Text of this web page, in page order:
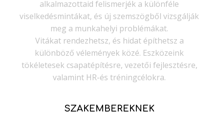
alkalmazottaid felismerjék a különféle
viselkedésmintákat, és új szemszögből vizsgálják
meg a munkahelyi problémákat.
Vitákat rendezhetsz, és hidat építhetsz a
különböző vélemények közé. Eszközeink
tökéletesek csapatépítésre, vezetői fejlesztésre,
valamint HR-és tréningcélokra.
SZAKEMBEREKNEK